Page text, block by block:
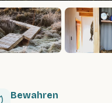
Bewahren